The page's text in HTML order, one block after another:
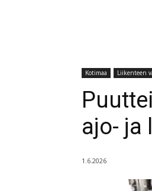
Kotimaa Liikenteen
ajo- ja
1.6.2026